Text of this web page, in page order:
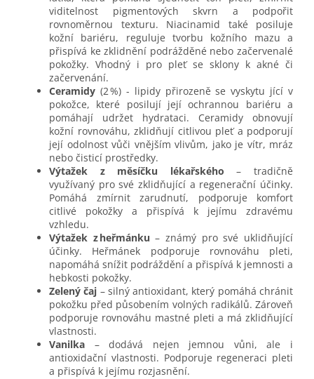
viditelnost pigmentových skvrn a podpořit
rovnoměrnou texturu. Niacinamid také posiluje
kožní bariéru, reguluje tvorbu kožního mazu a
přispívá ke zklidnění podrážděné nebo začervenalé
pokožky. Vhodný i pro pleť se sklony k akné či
začervenání.
Ceramidy (2 %) - lipidy přirozeně se vyskytu jící v
pokožce, které posilují její ochrannou bariéru a
pomáhají udržet hydrataci. Ceramidy obnovují
kožní rovnováhu, zklidňují citlivou pleť a podporují
její odolnost vůči vnějším vlivům, jako je vítr, mráz
nebo čisticí prostředky.
Výtažek z měsíčku lékařského
– tradičně
využívaný pro své zklidňující a regenerační účinky.
Pomáhá zmírnit zarudnutí, podporuje komfort
citlivé pokožky a přispívá k jejímu zdravému
vzhledu.
Výtažek z heřmánku – známý pro své uklidňující
účinky. Heřmánek podporuje rovnováhu pleti,
napomáhá snížit podráždění a přispívá k jemnosti a
hebkosti pokožky.
Zelený čaj – silný antioxidant, který pomáhá chránit
pokožku před působením volných radikálů. Zároveň
podporuje rovnováhu mastné pleti a má zklidňující
vlastnosti.
Vanilka
– dodává nejen jemnou vůni, ale i
antioxidační vlastnosti. Podporuje regeneraci pleti
a přispívá k jejímu rozjasnění.